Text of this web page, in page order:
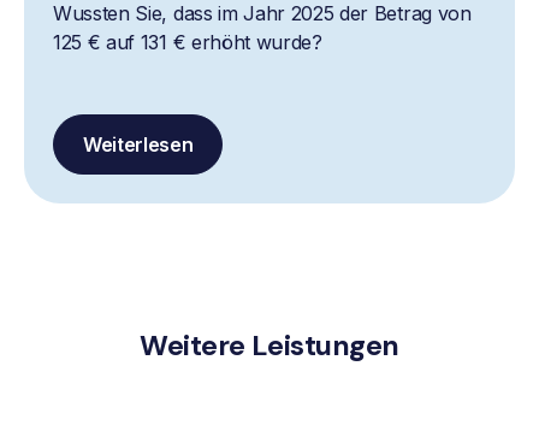
Wussten Sie, dass im Jahr 2025 der Betrag von
125 € auf 131 € erhöht wurde?
Weiterlesen
Weitere Leistungen